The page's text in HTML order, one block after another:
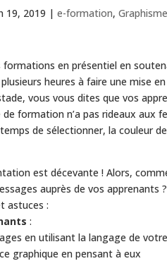
19, 2019 |e-formation,Graphisme
formations en présentiel en
heures à faire une mise
vous vous dites que vos
de formation n’a pas rideaux
de sélectionner, la couleur
est décevante ! Alors,
auprès de vos apprenants ?
astuces :
:
en utilisant la langage de
graphique en pensant à eux